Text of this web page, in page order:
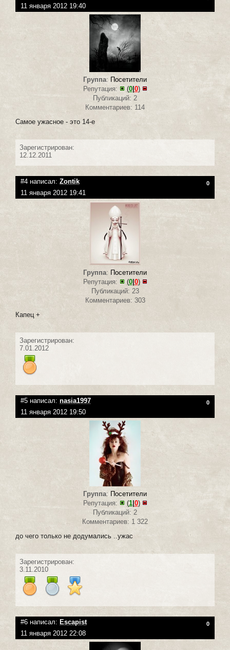
11 января 2012 19:40
Группа: Посетители
Репутация:
(0| 0)
Публикаций: 2
Комментариев: 114
Самое ужасное - это 14-е
Зарегистрирован:
12.12.2011
#4 написал: Zontik 0
11 января 2012 19:41
Группа: Посетители
Репутация:
(0| 0)
Публикаций: 23
Комментариев: 303
Капец +
Зарегистрирован:
7.01.2012
#5 написал: nasia1997 0
11 января 2012 19:50
Группа: Посетители
Репутация:
(1| 0)
Публикаций: 2
Комментариев: 1 322
до чего только не додумались ..ужас
Зарегистрирован:
3.11.2010
#6 написал: Escapist 0
11 января 2012 22:08